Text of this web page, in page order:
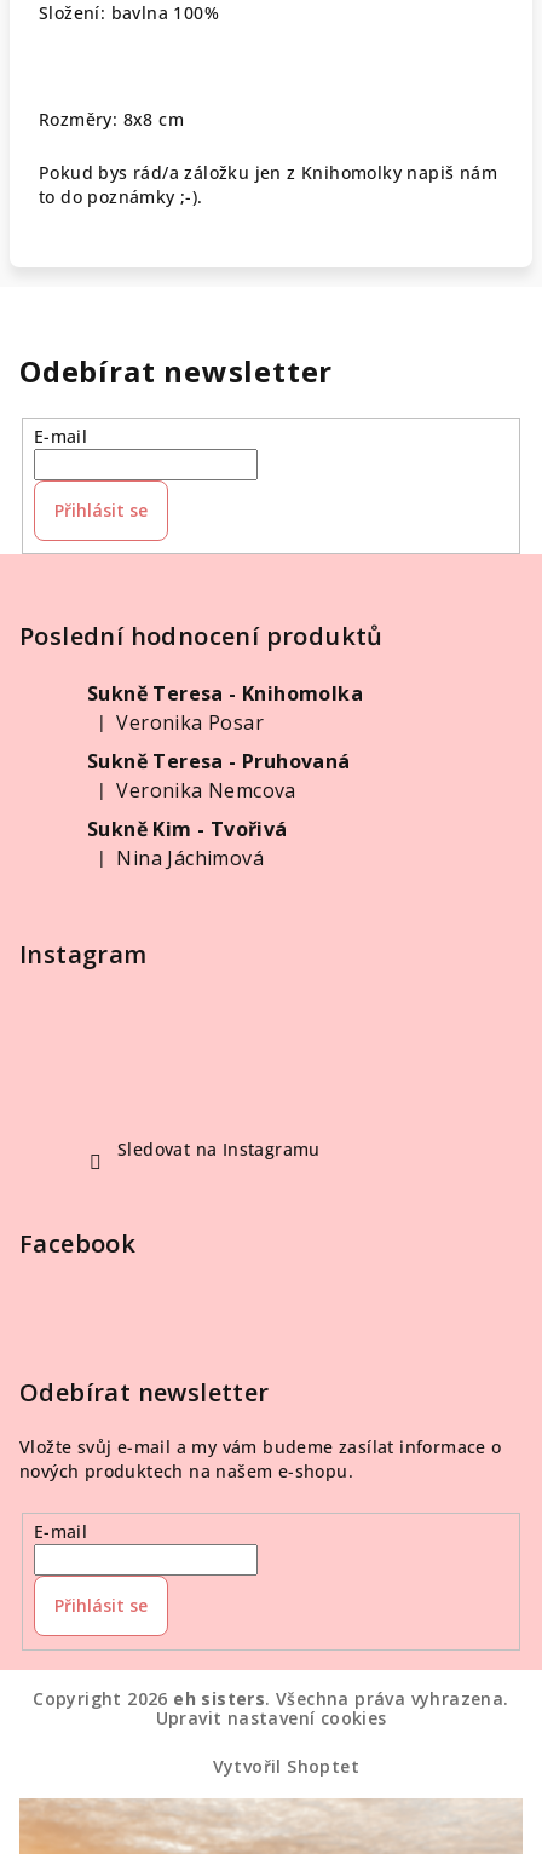
Složení: bavlna 100%
Rozměry: 8x8 cm
Pokud bys rád/a záložku jen z Knihomolky napiš nám
to do poznámky ;-).
Odebírat newsletter
E-mail
Přihlásit se
Poslední hodnocení produktů
Sukně Teresa - Knihomolka
Hodnocení produktu je 5 z 5 hvězdiček.
|
Veronika Posar
Sukně Teresa - Pruhovaná
Hodnocení produktu je 5 z 5 hvězdiček.
|
Veronika Nemcova
Sukně Kim - Tvořivá
Hodnocení produktu je 5 z 5 hvězdiček.
| Nina Jáchimová
Instagram
Sledovat na Instagramu
Facebook
Odebírat newsletter
Vložte svůj e-mail a my vám budeme zasílat informace o
nových produktech na našem e-shopu.
E-mail
Přihlásit se
Copyright 2026 eh sisters. Všechna práva vyhrazena.
Upravit nastavení cookies
Vytvořil Shoptet